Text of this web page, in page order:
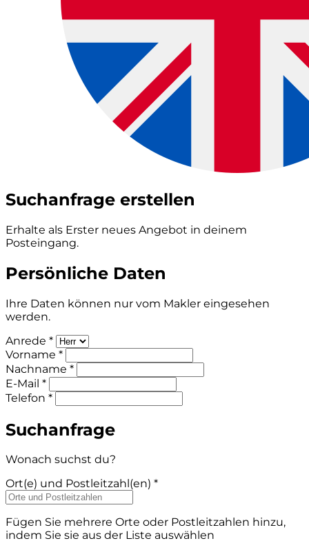
Suchanfrage erstellen
Erhalte als Erster neues Angebot in deinem
Posteingang.
Persönliche Daten
Ihre Daten können nur vom Makler eingesehen
werden.
Anrede *
Vorname *
Nachname *
E-Mail *
Telefon *
Suchanfrage
Wonach suchst du?
Ort(e) und Postleitzahl(en) *
Fügen Sie mehrere Orte oder Postleitzahlen hinzu,
indem Sie sie aus der Liste auswählen